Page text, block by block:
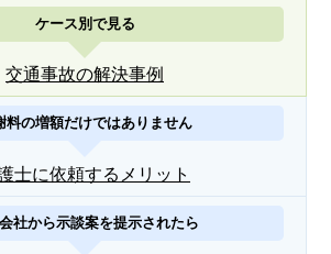
ケース別で見る
交通事故の解決事例
料の増額だけではありません
士に依頼するメリット
社から示談案を提示されたら